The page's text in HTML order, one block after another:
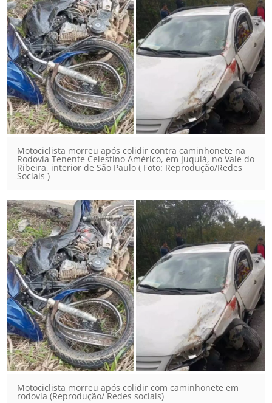
Motociclista morreu após colidir contra caminhonete na
Rodovia Tenente Celestino Américo, em Juquiá, no Vale do
Ribeira, interior de São Paulo ( Foto: Reprodução/Redes
Sociais )
Motociclista morreu após colidir com caminhonete em
rodovia (Reprodução/ Redes sociais)